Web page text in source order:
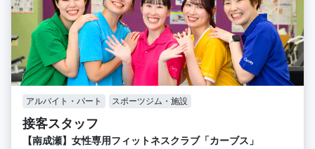
アルバイト・パート スポーツジム・施設
接客スタッフ
【南成瀬】女性専用フィットネスクラブ「カーブス」